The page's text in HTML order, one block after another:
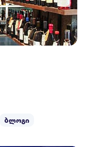
ბლოგი